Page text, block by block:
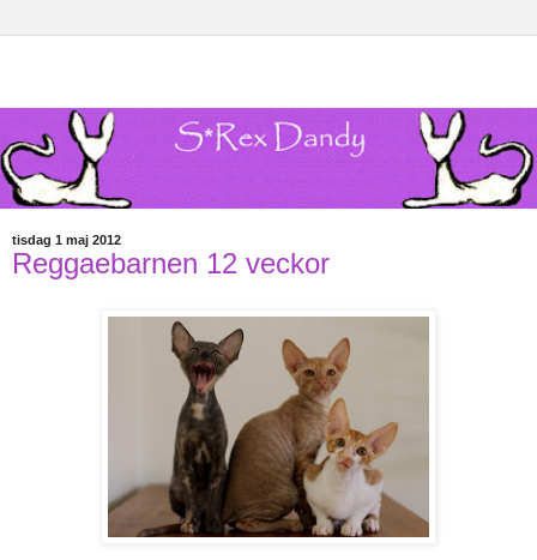
tisdag 1 maj 2012
Reggaebarnen 12 veckor